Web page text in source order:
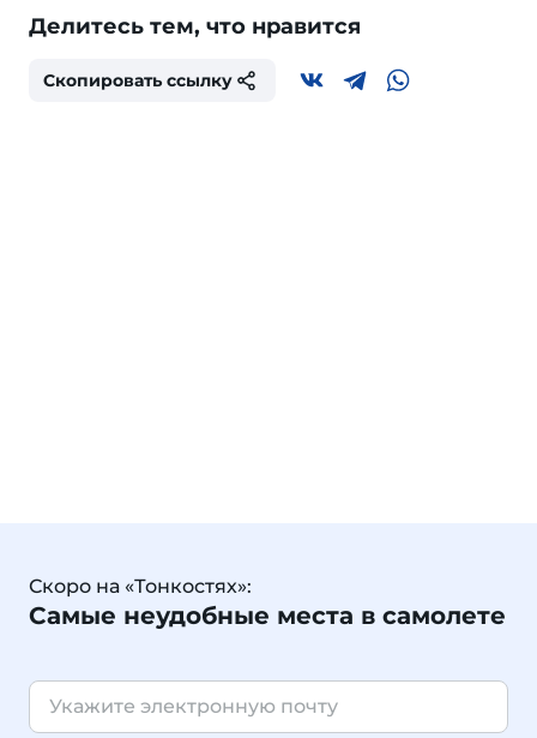
Делитесь тем, что нравится
Скопировать ссылку
Скоро на «Тонкостях»:
Самые неудобные места в самолете